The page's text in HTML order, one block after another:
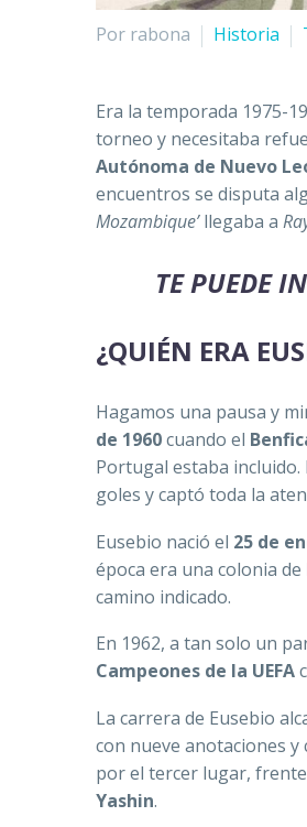
Por rabona Historia
Era la temporada 1975-
torneo y necesitaba
Autónoma de Nuevo
encuentros se disputa
Mozambique’llegaba a
TE PUEDE
¿QUIÉN ERA
Hagamos una pausa y
de 1960cuando el
Portugal estaba
goles y captó toda la
Eusebio nació el 25 de
época era una colonia de
camino indicado.
En 1962, a tan solo un
Campeones de la UEFA
La carrera de Eusebio
con nueve anotaciones
por el tercer lugar,
Yashin.